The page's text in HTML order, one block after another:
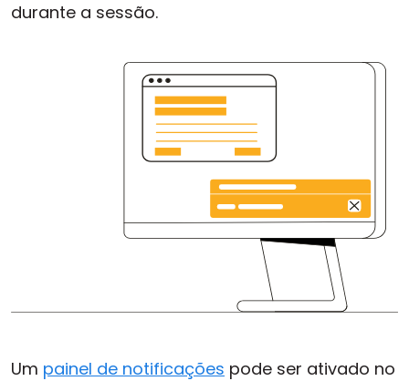
durante a sessão.
Um painel de notificações pode ser ativado no